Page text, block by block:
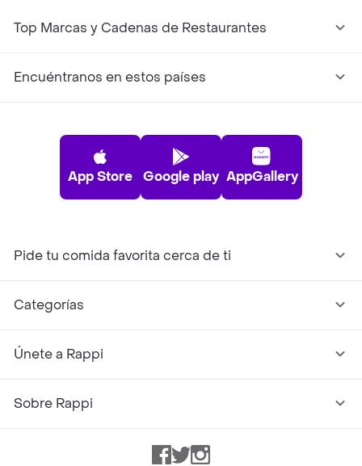
Top Marcas y Cadenas de Restaurantes
Encuéntranos en estos países
App Store Google play AppGallery
Pide tu comida favorita cerca de ti
Categorías
Únete a Rappi
Sobre Rappi
Facebook
TwitterInstagram